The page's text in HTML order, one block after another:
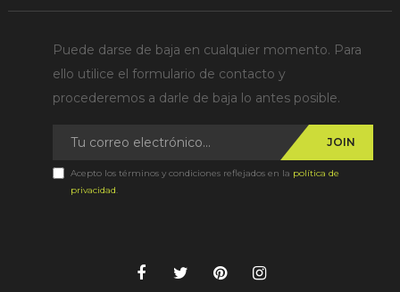
Puede darse de baja en cualquier momento. Para
ello utilice el formulario de contacto y
procederemos a darle de baja lo antes posible.
JOIN
Acepto los términos y condiciones reflejados en la política de
privacidad.